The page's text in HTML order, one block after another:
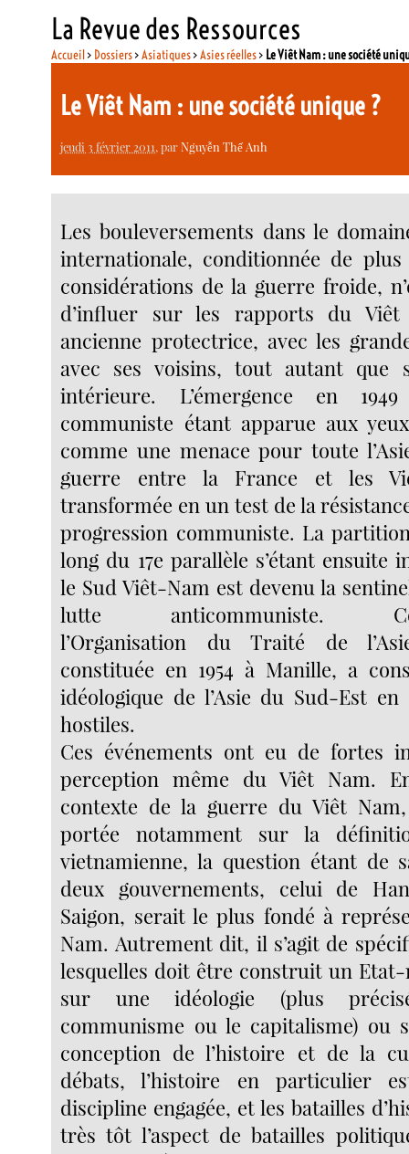
La Revue des Ressources
Accueil> Dossiers>Asiatiques>Asies réelles> Le Viêt Nam : une société
Le Viêt Nam : une société unique ?
jeudi 3 février 2011, parNguyễn Thế Anh
Les bouleversements dans le
internationale, conditionnée de
considérations de la guerre froide,
d’influer sur les rapports du Viêt
ancienne protectrice, avec les
avec ses voisins, tout autant que
intérieure. L’émergence en
communiste étant apparue aux
comme une menace pour toute
guerre entre la France et les
transformée en un test de la
progression communiste. La
long du 17e parallèle s’étant ensuite
le Sud Viêt-Nam est devenu la
lutte anticommuniste.
l’Organisation du Traité de
constituée en 1954 à Manille, a
idéologique de l’Asie du Sud-Est en
hostiles.
Ces événements ont eu de fortes
perception même du Viêt Nam.
contexte de la guerre du Viêt Nam,
portée notamment sur la
vietnamienne, la question étant de
deux gouvernements, celui de
Saigon, serait le plus fondé à
Nam. Autrement dit, il s’agit de
lesquelles doit être construit un
sur une idéologie (plus
communisme ou le capitalisme) ou
conception de l’histoire et de la
débats, l’histoire en particulier
discipline engagée, et les batailles
très tôt l’aspect de batailles